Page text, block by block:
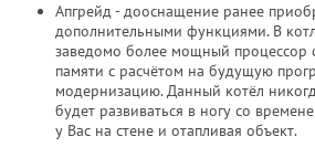
Апгрейд - дооснащение ранее
дополнительными функциями. В
заведомо более мощный
памяти с расчётом на будущую
модернизацию. Данный котёл
будет развиваться в ногу со
у Вас на стене и отапливая объект.